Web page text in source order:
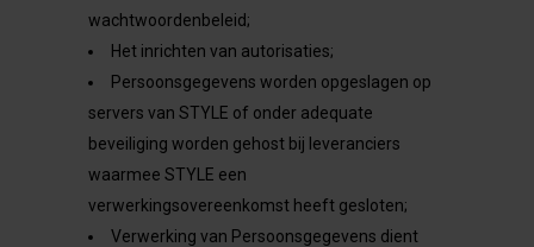
wachtwoordenbeleid;
Het inrichten van autorisaties;
Persoonsgegevens worden opgeslagen op
servers van STYLE of onder adequate
beveiliging worden gehost bij leveranciers
waarmee STYLE een
verwerkingsovereenkomst heeft gesloten;
Verwerking van Persoonsgegevens dient